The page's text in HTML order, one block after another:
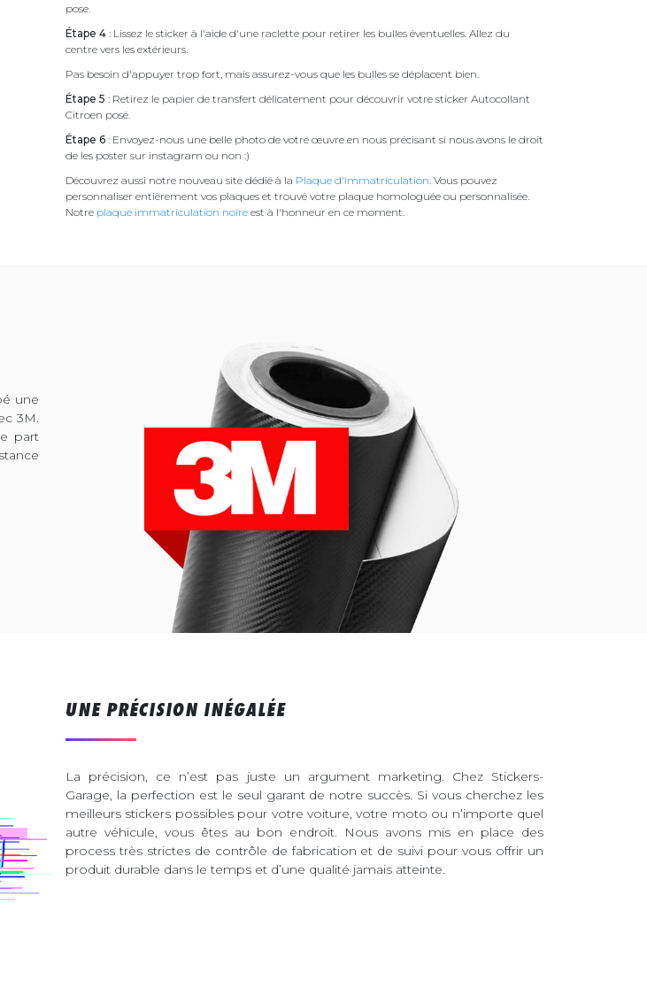
pose.
Étape 4 : Lissez le sticker à l'aide d'une raclette pour retirer les bulles éventuelles. Allez du
centre vers les extérieurs.
Pas besoin d'appuyer trop fort, mais assurez-vous que les bulles se déplacent bien.
Étape 5 : Retirez le papier de transfert délicatement pour découvrir votre sticker Autocollant
Citroen posé.
Étape 6 : Envoyez-nous une belle photo de votre œuvre en nous précisant si nous avons le droit
de les poster sur instagram ou non :)
Découvrez aussi notre nouveau site dédié à la Plaque d'immatriculation . Vous pouvez
personnaliser entièrement vos plaques et trouvé votre plaque homologuée ou personnalisée.
Notre plaque immatriculation noire est à l'honneur en ce moment.
une
3M.
part
UNE PRÉCISION INÉGALÉE
La précision, ce n’est pas juste un argument marketing. Chez Stickers-
Garage, la perfection est le seul garant de notre succès. Si vous cherchez les
meilleurs stickers possibles pour votre voiture, votre moto ou n’importe quel
autre véhicule, vous êtes au bon endroit. Nous avons mis en place des
process très strictes de contrôle de fabrication et de suivi pour vous offrir un
produit durable dans le temps et d’une qualité jamais atteinte.